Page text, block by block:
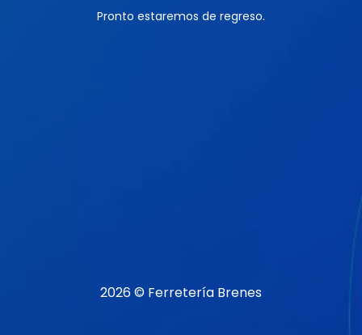
Pronto estaremos de regreso.
2026 © Ferretería Brenes